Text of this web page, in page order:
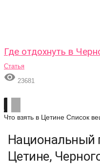
Где отдохнуть в
Статья
 23681
Что взять в Цетине Список
Национальный
Цетине,